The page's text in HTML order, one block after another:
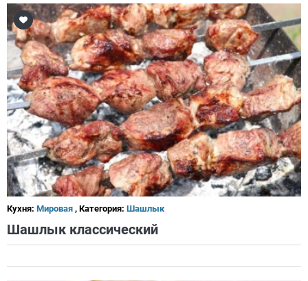
Кухня: Мировая , Категория: Шашлык
Шашлык классический